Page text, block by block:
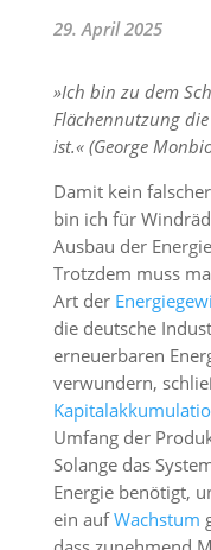
29. April 2025
»Ich bin zu dem
Flächennutzung
ist.« (George
Damit kein
bin ich für
Ausbau der
Trotzdem muss
Art der
die deutsche
erneuerbaren
verwundern,
Umfang der
Solange das
Energie benötigt,
ein aufWachstum